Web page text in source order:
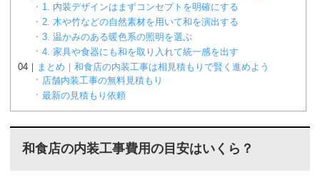
1. 内装デザインはまずコンセプトを明確にする
2. 木や竹などの自然素材を用いて和を演出する
3. 温かみのある暖色系の照明を選ぶ
4. 家具や食器にも和を取り入れて統一感を出す
まとめ｜和食店の内装工事は相見積もりで賢く進めよう
店舗内装工事の無料見積もり
最新の見積もり依頼
和食店の内装工事費用の目安はいくら？